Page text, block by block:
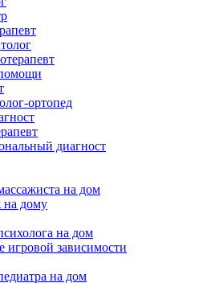
ортопед
диагност
на дом
дому
на дом
игровой зависимости
на дом